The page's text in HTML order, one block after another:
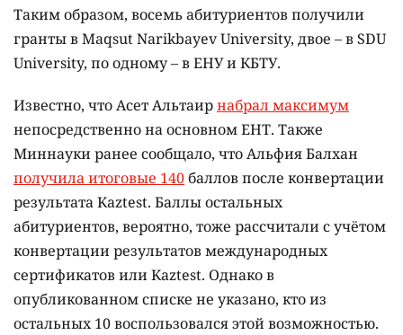
Таким образом, восемь абитуриентов получили
гранты в Maqsut Narikbayev University, двое – в SDU
University, по одному – в ЕНУ и КБТУ.
Известно, что Асет Альтаирнабрал максимум
непосредственно на основном ЕНТ. Также
Миннауки ранее сообщало, что Альфия Балхан
получила итоговые 140баллов после конвертации
результата Kaztest. Баллы остальных
абитуриентов, вероятно, тоже рассчитали с учётом
конвертации результатов международных
сертификатов или Kaztest. Однако в
опубликованном списке не указано, кто из
остальных 10 воспользовался этой возможностью.